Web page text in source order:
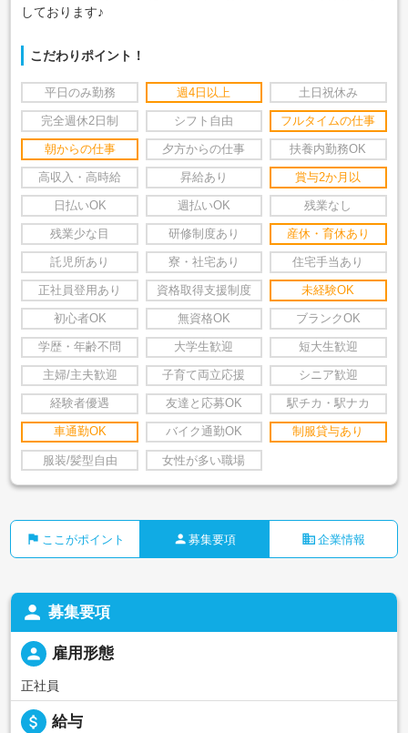
しております♪
こだわりポイント！
平日のみ勤務 週4日以上 土日祝休み
完全週休2日制 シフト自由 フルタイムの仕事
朝からの仕事 夕方からの仕事 扶養内勤務OK
高収入・高時給 昇給あり 賞与2か月以
日払いOK 週払いOK 残業なし
残業少な目 研修制度あり 産休・育休あり
託児所あり 寮・社宅あり 住宅手当あり
正社員登用あり 資格取得支援制度 未経験OK
初心者OK 無資格OK ブランクOK
学歴・年齢不問 大学生歓迎 短大生歓迎
主婦/主夫歓迎 子育て両立応援 シニア歓迎
経験者優遇 友達と応募OK 駅チカ・駅ナカ
車通勤OK バイク通勤OK 制服貸与あり
服装/髪型自由 女性が多い職場
flag ここがポイント person 募集要項 business 企業情報
person 募集要項
person 雇用形態
正社員
attach_money 給与